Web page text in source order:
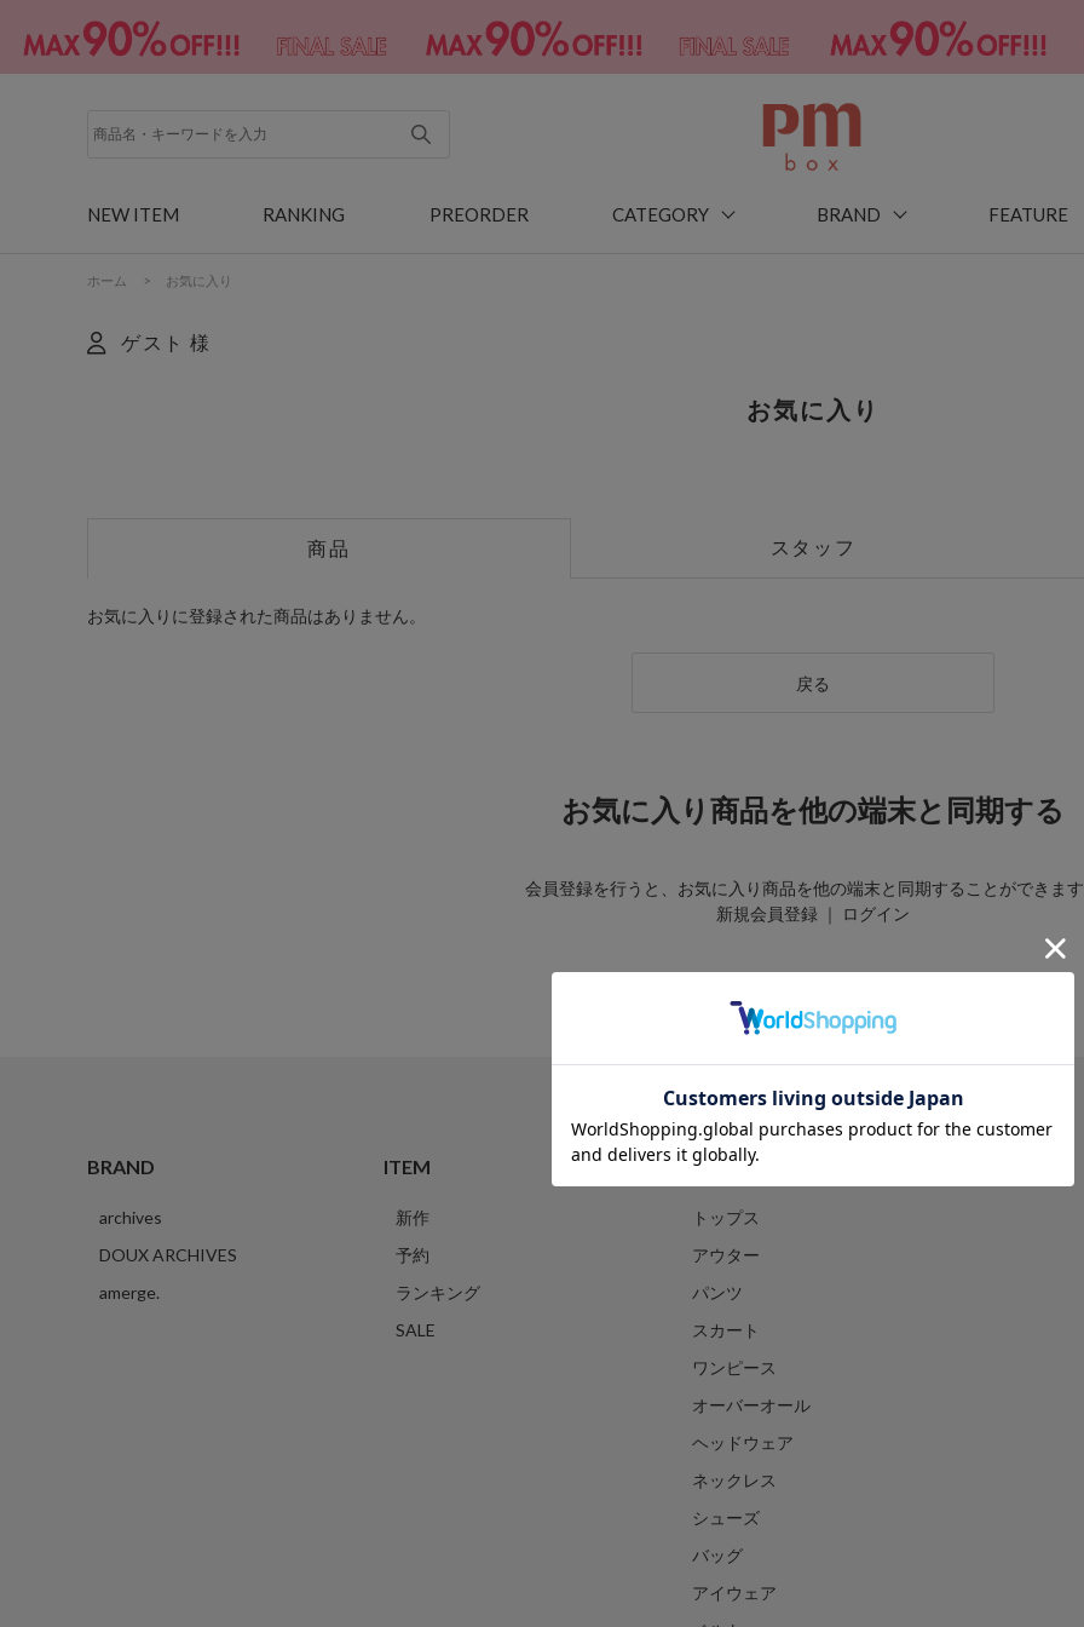
NEW ITEM RANKING PREORDER CATEGORY BRAND FEATURE
ホーム > お気に入り
ゲスト 様
お気に入り
商品 スタッフ
お気に入りに登録された商品はありません。
戻る
お気に入り商品を他の端末と同期する
会員登録を行うと、お気に入り商品を他の端末と同期することができます
新規会員登録 ｜ ログイン
BRAND
archives
DOUX ARCHIVES
amerge.
ITEM
新作
予約
ランキング
SALE
CATEGORY
トップス
アウター
パンツ
スカート
ワンピース
オーバーオール
ヘッドウェア
ネックレス
シューズ
バッグ
アイウェア